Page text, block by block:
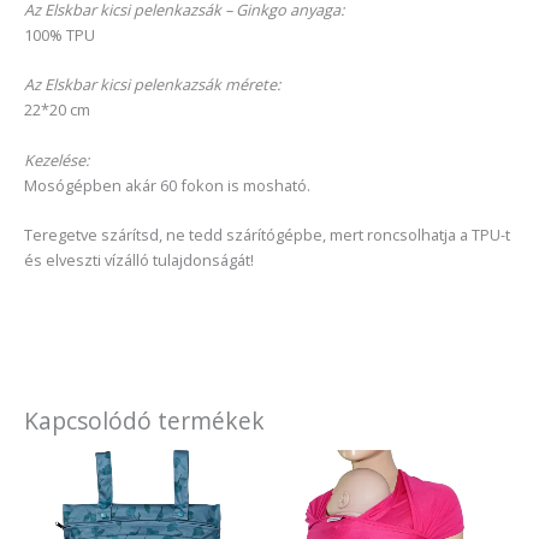
Az Elskbar kicsi pelenkazsák – Ginkgo anyaga:
100% TPU
Az Elskbar kicsi pelenkazsák mérete:
22*20 cm
Kezelése:
Mosógépben akár 60 fokon is mosható.
Teregetve szárítsd, ne tedd szárítógépbe, mert roncsolhatja a TPU-t
és elveszti vízálló tulajdonságát!
Kapcsolódó termékek